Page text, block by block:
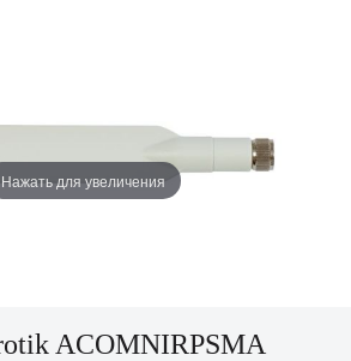
Нажать для увеличения
ACOMNIRPSMA